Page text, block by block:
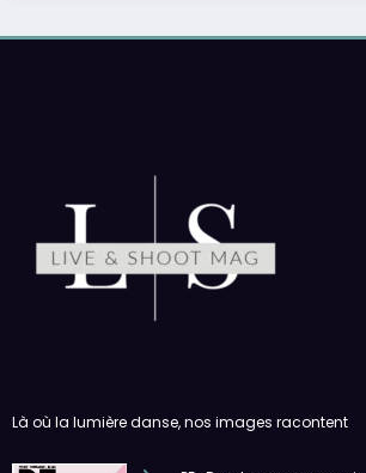
équilibre